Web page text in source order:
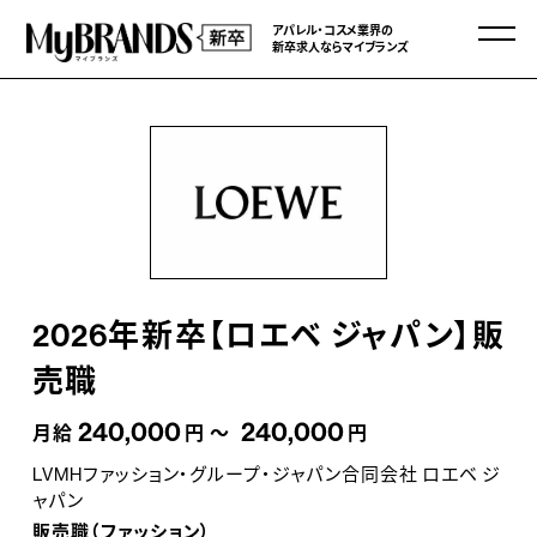
アパレル・コスメ業界の
新卒求人ならマイブランズ
2026年新卒【ロエベ ジャパン】販
売職
月給 240,000 円 ～ 240,000 円
LVMHファッション・グループ・ジャパン合同会社 ロエベ ジ
ャパン
販売職（ファッション）